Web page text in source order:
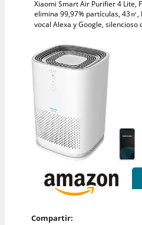
Xiaomi Smart Air Purifier 4 Lite,
elimina 99,97% partículas, 43㎡
vocal Alexa y Google,
Compartir: